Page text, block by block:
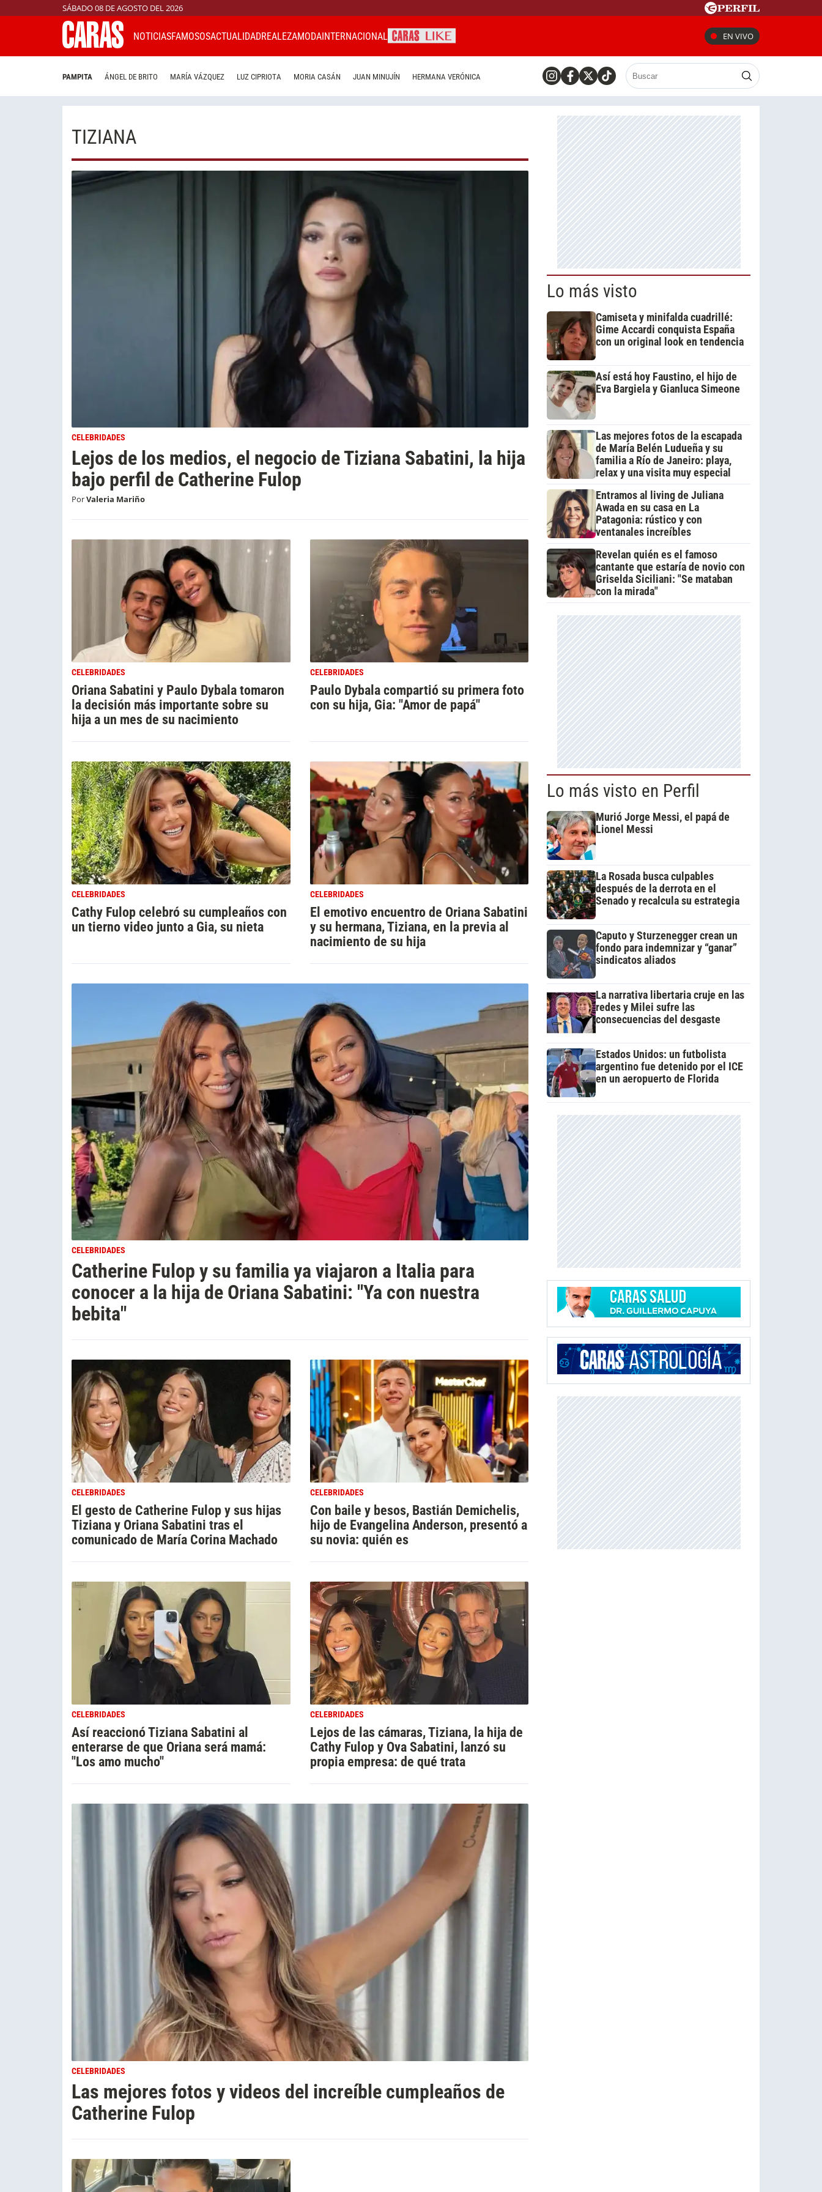
SÁBADO 08 DE AGOSTO DEL 2026
NOTICIASFAMOSOSACTUALIDADREALEZAMODAINTERNACIONAL EN VIVO
PAMPITA ÁNGEL DE BRITO MARÍA VÁZQUEZ LUZ CIPRIOTA MORIA CASÁN JUAN MINUJÍN HERMANA VERÓNICA
TIZIANA
CELEBRIDADES
Lejos de los medios, el negocio de Tiziana Sabatini, la hija
bajo perfil de Catherine Fulop
PorValeria Mariño
CELEBRIDADES
Oriana Sabatini y Paulo Dybala tomaron
la decisión más importante sobre su
hija a un mes de su nacimiento
CELEBRIDADES
Paulo Dybala compartió su primera foto
con su hija, Gia: "Amor de papá"
CELEBRIDADES
Cathy Fulop celebró su cumpleaños con
un tierno video junto a Gia, su nieta
CELEBRIDADES
El emotivo encuentro de Oriana Sabatini
y su hermana, Tiziana, en la previa al
nacimiento de su hija
CELEBRIDADES
Catherine Fulop y su familia ya viajaron a Italia para
conocer a la hija de Oriana Sabatini: "Ya con nuestra
bebita"
CELEBRIDADES
El gesto de Catherine Fulop y sus hijas
Tiziana y Oriana Sabatini tras el
comunicado de María Corina Machado
CELEBRIDADES
Con baile y besos, Bastián Demichelis,
hijo de Evangelina Anderson, presentó a
su novia: quién es
CELEBRIDADES
Así reaccionó Tiziana Sabatini al
enterarse de que Oriana será mamá:
"Los amo mucho"
CELEBRIDADES
Lejos de las cámaras, Tiziana, la hija de
Cathy Fulop y Ova Sabatini, lanzó su
propia empresa: de qué trata
CELEBRIDADES
Las mejores fotos y videos del increíble cumpleaños de
Catherine Fulop
Lo más visto
Camiseta y minifalda cuadrillé:
Gime Accardi conquista España
con un original look en tendencia
Así está hoy Faustino, el hijo de
Eva Bargiela y Gianluca Simeone
Las mejores fotos de la escapada
de María Belén Ludueña y su
familia a Río de Janeiro: playa,
relax y una visita muy especial
Entramos al living de Juliana
Awada en su casa en La
Patagonia: rústico y con
ventanales increíbles
Revelan quién es el famoso
cantante que estaría de novio con
Griselda Siciliani: "Se mataban
con la mirada"
Lo más visto en Perfil
Murió Jorge Messi, el papá de
Lionel Messi
La Rosada busca culpables
después de la derrota en el
Senado y recalcula su estrategia
Caputo y Sturzenegger crean un
fondo para indemnizar y “ganar”
sindicatos aliados
La narrativa libertaria cruje en las
redes y Milei sufre las
consecuencias del desgaste
Estados Unidos: un futbolista
argentino fue detenido por el ICE
en un aeropuerto de Florida